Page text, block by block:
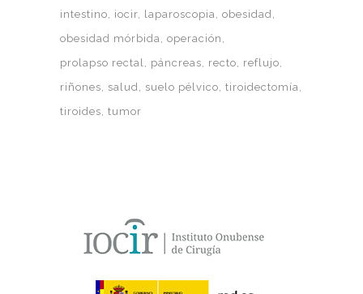
intestino
iocir laparoscopia
obesidad
obesidad mórbida
operación
prolapso rectal
páncreas recto
reflujo
riñones
salud suelo pélvico tiroidectomía
tiroides tumor